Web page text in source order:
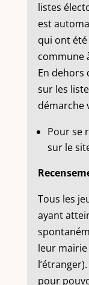
listes
est
qui ont
commune
En dehors
sur les
démarche
Pour se
sur le
Tous les
ayant
leur mairie
pour